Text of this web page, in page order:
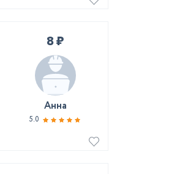
8 ₽
Анна
5.0